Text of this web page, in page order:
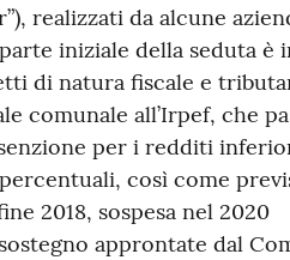
realizzati da alcune
iniziale della seduta è
di natura fiscale e
comunale all’Irpef, che
per i redditi
così come
2018, sospesa nel 2020
approntate dal